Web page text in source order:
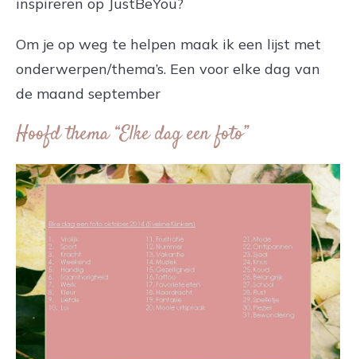
Om je op weg te helpen maak ik een lijst met
onderwerpen/thema’s. Een voor elke dag van
de maand september
Hoofd thema “Elke dag een foto”